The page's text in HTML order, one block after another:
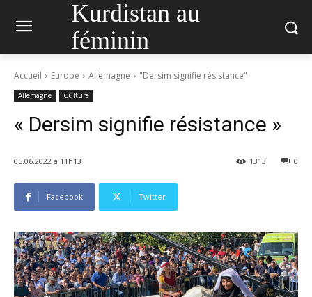
Kurdistan au
féminin
Accueil Europe Allemagne "Dersim signifie résistance"
Allemagne Culture
« Dersim signifie résistance »
05.06.2022 à 11h13 0
1313
Facebook Twitter